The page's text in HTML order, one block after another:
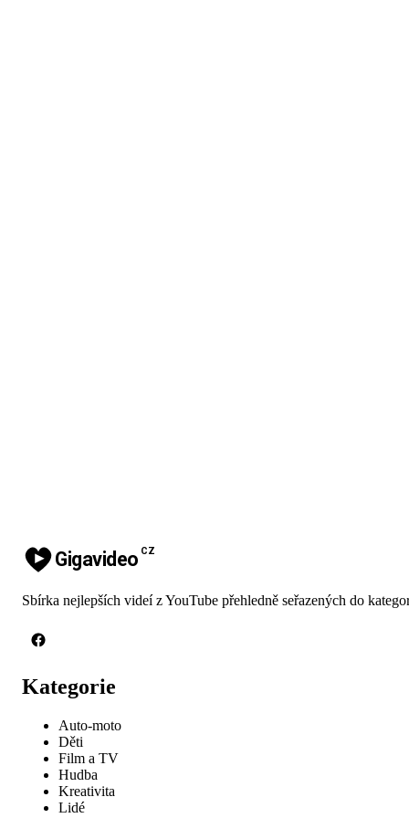
Gigavideo CZ
Sbírka nejlepších videí z YouTube přehledně seřazených do
Kategorie
Auto-moto
Děti
Film a TV
Hudba
Kreativita
Lidé